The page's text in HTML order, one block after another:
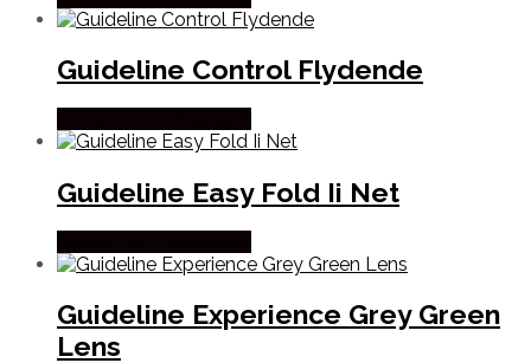
Guideline Control Flydende
Guideline Easy Fold Ii Net
Guideline Experience Grey Green
Lens